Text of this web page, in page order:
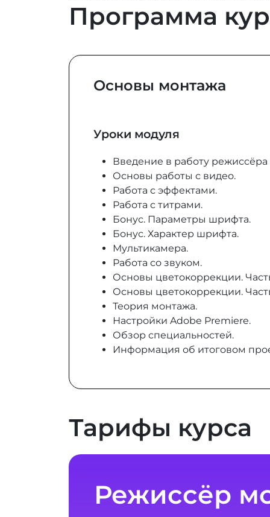
Программа
Основы монтажа
Уроки модуля
Введение в работу
Основы работы с видео.
Работа с эффектами.
Работа с титрами.
Бонус. Параметры шрифта.
Бонус. Характер шрифта.
Мультикамера.
Работа со звуком.
Основы цветокоррекции.
Основы цветокоррекции.
Теория монтажа.
Настройки Adobe Premiere.
Обзор специальностей.
Информация об итоговом
Тарифы курса
Режиссёр